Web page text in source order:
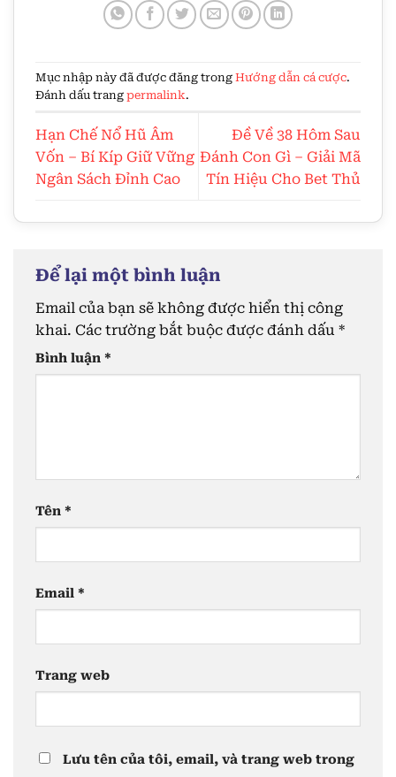
Mục nhập này đã được đăng trong Hướng dẫn cá cược.
Đánh dấu trang permalink.
Hạn Chế Nổ Hũ Âm
Vốn – Bí Kíp Giữ Vững
Ngân Sách Đỉnh Cao
Đề Về 38 Hôm Sau
Đánh Con Gì – Giải Mã
Tín Hiệu Cho Bet Thủ
Để lại một bình luận
Email của bạn sẽ không được hiển thị công
khai. Các trường bắt buộc được đánh dấu *
Bình luận *
Tên *
Email *
Trang web
Lưu tên của tôi, email, và trang web trong